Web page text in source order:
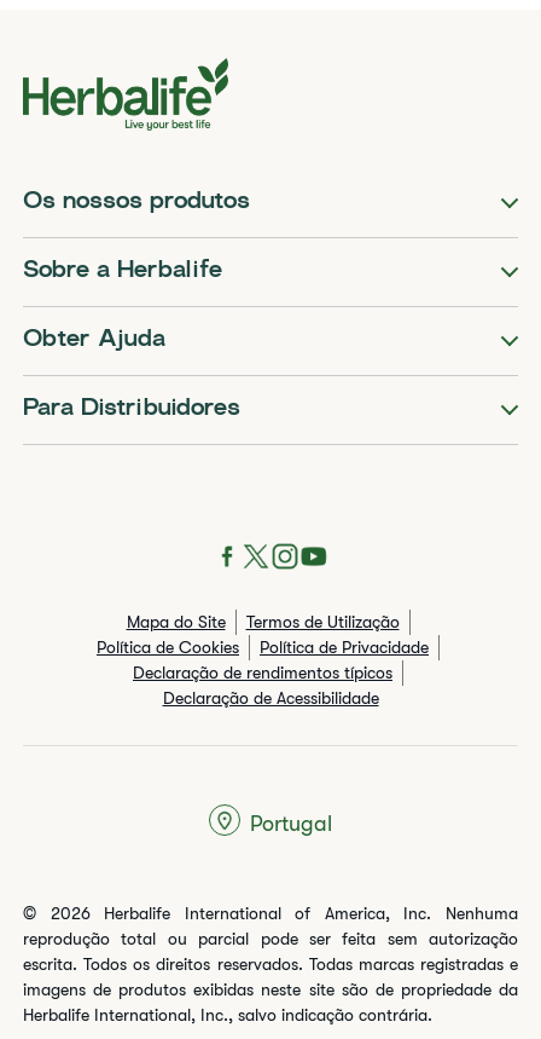
Os nossos produtos
Sobre a Herbalife
Obter Ajuda
Para Distribuidores
Mapa do Site
Termos de Utilização
Política de Cookies
Política de Privacidade
Declaração de rendimentos típicos​
Declaração de Acessibilidade
© 2026 Herbalife International of America, Inc. Nenhuma
reprodução total ou parcial pode ser feita sem autorização
escrita. Todos os direitos reservados. Todas marcas registradas e
imagens de produtos exibidas neste site são de propriedade da
Herbalife International, Inc., salvo indicação contrária.
Portugal